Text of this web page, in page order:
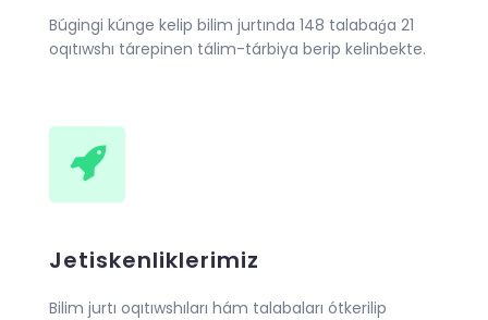
Búgingi kúnge kelip bilim jurtında 148 talabaǵa 21
oqıtıwshı tárepinen tálim-tárbiya berip kelinbekte.
Jetiskenliklerimiz
Bilim jurtı oqıtıwshıları hám talabaları ótkerilip